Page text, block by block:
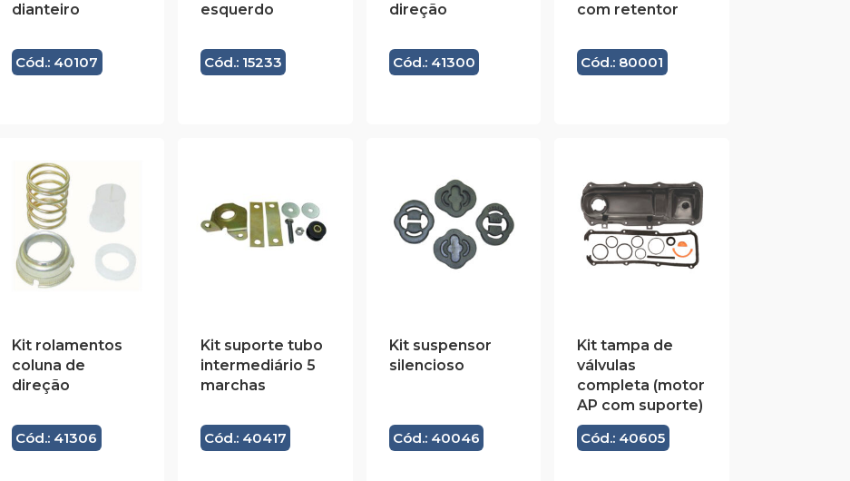
dianteiro
Cód.: 40107
esquerdo
Cód.: 15233
direção
Cód.: 41300
com retentor
Cód.: 80001
Kit rolamentos
coluna de
direção
Cód.: 41306
Kit suporte tubo
intermediário 5
marchas
Cód.: 40417
Kit suspensor
silencioso
Cód.: 40046
Kit tampa de
válvulas
completa (motor
AP com suporte)
Cód.: 40605